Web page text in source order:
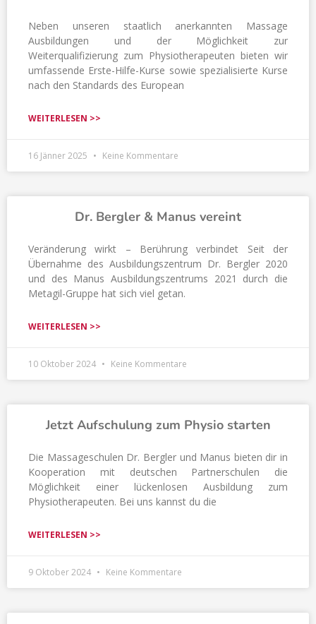
Neben unseren staatlich anerkannten Massage
Ausbildungen und der Möglichkeit zur
Weiterqualifizierung zum Physiotherapeuten bieten wir
umfassende Erste-Hilfe-Kurse sowie spezialisierte Kurse
nach den Standards des European
WEITERLESEN >>
16 Jänner 2025 Keine Kommentare
Dr. Bergler & Manus vereint
Veränderung wirkt – Berührung verbindet Seit der
Übernahme des Ausbildungszentrum Dr. Bergler 2020
und des Manus Ausbildungszentrums 2021 durch die
Metagil-Gruppe hat sich viel getan.
WEITERLESEN >>
10 Oktober 2024 Keine Kommentare
Jetzt Aufschulung zum Physio starten
Die Massageschulen Dr. Bergler und Manus bieten dir in
Kooperation mit deutschen Partnerschulen die
Möglichkeit einer lückenlosen Ausbildung zum
Physiotherapeuten. Bei uns kannst du die
WEITERLESEN >>
9 Oktober 2024 Keine Kommentare